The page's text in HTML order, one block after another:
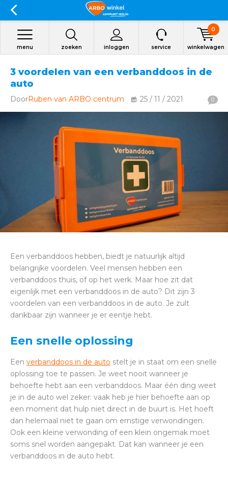
zoeken inloggen
menu service winkelwagen
0
3 voordelen van een verbanddoos in de
auto
DoorRuben van ARBO centrum 25 / 11 / 2021 0
Een verbanddoos hebben, biedt je natuurlijk altijd
belangrijke voordelen. Veel mensen hebben een
verbanddoos thuis, of op het werk. Maar hoe zit dat
eigenlijk met een verbanddoos in de auto? Dit zijn 3
voordelen van een verbanddoos in de auto. Je zult
dankbaar zijn wanneer je er eentje hebt.
Een snelle oplossing
Een verbanddoos in de auto stelt je in staat om een snelle
oplossing toe te passen. Je weet nooit wanneer je
behoefte hebt aan een verbanddoos. Maar één ding weet
je in de auto wel zeker: vaak heb je hier behoefte aan op
een moment dat hulp niet direct in de buurt is. Het hoeft
dan helemaal niet te gaan om ernstige verwondingen.
Ook een kleine verwonding of een klein ongemak moet
soms snel worden aangepakt. Dat kan wanneer je een
verbanddoos in de auto hebt.